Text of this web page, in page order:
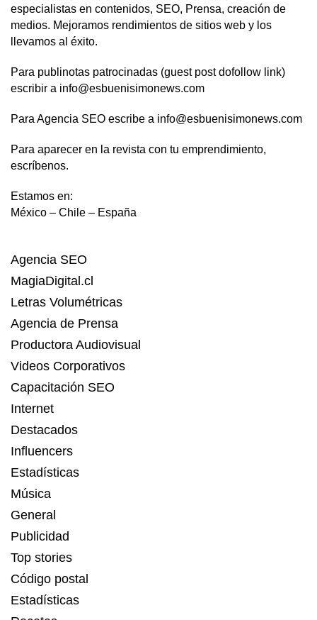
especialistas en contenidos, SEO, Prensa, creación de
medios. Mejoramos rendimientos de sitios web y los
llevamos al éxito.
Para publinotas patrocinadas (guest post dofollow link)
escribir a info@esbuenisimonews.com
Para Agencia SEO escribe a info@esbuenisimonews.com
Para aparecer en la revista con tu emprendimiento,
escríbenos.
Estamos en:
México – Chile – España
Agencia SEO
MagiaDigital.cl
Letras Volumétricas
Agencia de Prensa
Productora Audiovisual
Videos Corporativos
Capacitación SEO
Internet
Destacados
Influencers
Estadísticas
Música
General
Publicidad
Top stories
Código postal
Estadísticas